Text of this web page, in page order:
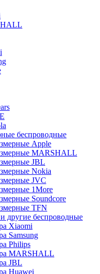
беспроводные
Apple
MARSHALL
JBL
Nokia
JVC
1More
Soundcore
TFN
другие беспроводные
Xiaomi
Samsung
Philips
MARSHALL
JBL
Huawei